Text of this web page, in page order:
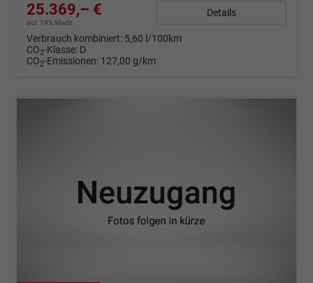
25.369,– €
incl. 19% MwSt.
Details
Verbrauch kombiniert: 5,60 l/100km
CO2-Klasse: D
CO2-Emissionen: 127,00 g/km